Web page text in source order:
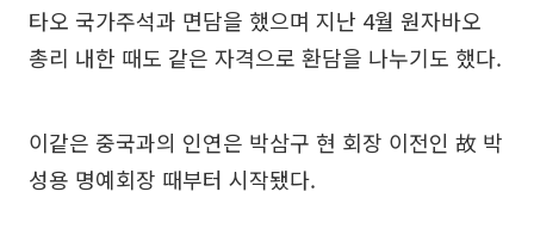
타오 국가주석과 면담을 했으며 지난 4월 원자바오
총리 내한 때도 같은 자격으로 환담을 나누기도 했다.
이같은 중국과의 인연은 박삼구 현 회장 이전인 故 박
성용 명예회장 때부터 시작됐다.